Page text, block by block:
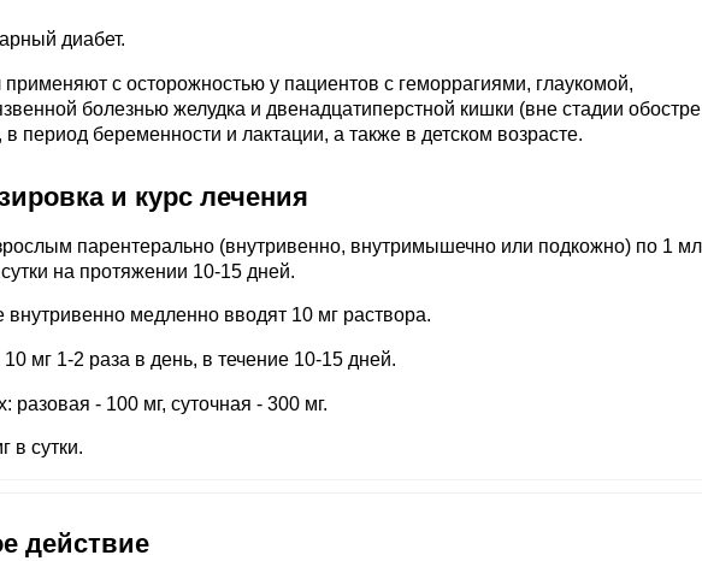
диабет.
с осторожностью у пациентов с геморрагиями, глаукомой,
болезнью желудка и двенадцатиперстной кишки (вне стадии
период беременности и лактации, а также в детском возрасте.
и курс лечения
парентерально (внутривенно, внутримышечно или подкожно) по 1
на протяжении 10-15 дней.
медленно вводят 10 мг раствора.
мг 1-2 раза в день, в течение 10-15 дней.
- 100 мг, суточная - 300 мг.
в сутки.
действие